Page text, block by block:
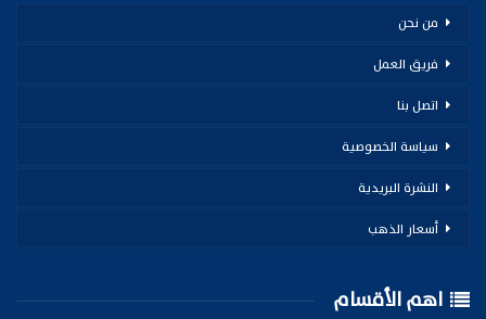
من نحن
فريق العمل
اتصل بنا
سياسة الخصوصية
النشرة البريدية
أسعار الذهب
اهم الأقسام